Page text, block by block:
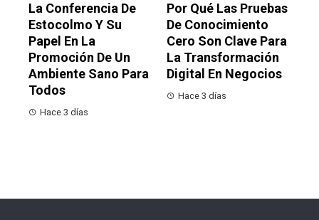
La Conferencia De
Estocolmo Y Su
Papel En La
Promoción De Un
Ambiente Sano Para
Todos
Hace 3 días
Por Qué Las Pruebas
De Conocimiento
Cero Son Clave Para
La Transformación
Digital En Negocios
Hace 3 días